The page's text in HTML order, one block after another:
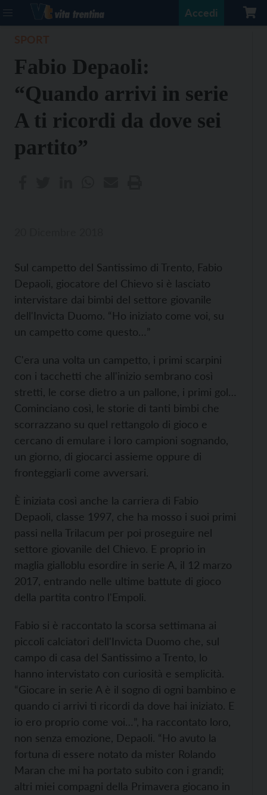
Accedi
Fabio Depaoli:
“Quando arrivi in serie
A ti ricordi da dove sei
partito”
Sul campetto del Santissimo di Trento, Fabio
Depaoli, giocatore del Chievo si è lasciato
intervistare dai bimbi del settore giovanile
dell'Invicta Duomo. “Ho iniziato come voi, su
un campetto come questo…”
C'era una volta un campetto, i primi scarpini
con i tacchetti che all'inizio sembrano così
stretti, le corse dietro a un pallone, i primi gol…
Cominciano così, le storie di tanti bimbi che
scorrazzano su quel rettangolo di gioco e
cercano di emulare i loro campioni sognando,
un giorno, di giocarci assieme oppure di
fronteggiarli come avversari.
È iniziata così anche la carriera di Fabio
Depaoli, classe 1997, che ha mosso i suoi primi
passi nella Trilacum per poi proseguire nel
settore giovanile del Chievo. E proprio in
maglia gialloblu esordire in serie A, il 12 marzo
2017, entrando nelle ultime battute di gioco
della partita contro l'Empoli.
Fabio si è raccontato la scorsa settimana ai
piccoli calciatori dell'Invicta Duomo che, sul
campo di casa del Santissimo a Trento, lo
hanno intervistato con curiosità e semplicità.
“Giocare in serie A è il sogno di ogni bambino e
quando ci arrivi ti ricordi da dove hai iniziato. E
io ero proprio come voi…”, ha raccontato loro,
non senza emozione, Depaoli. “Ho avuto la
fortuna di essere notato da mister Rolando
Maran che mi ha portato subito con i grandi;
altri miei compagni della Primavera giocano in